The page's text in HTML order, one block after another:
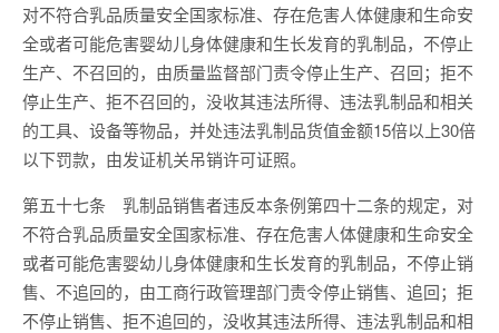
对不符合乳品质量安全国家标准、存在危害人体健康和生命安
全或者可能危害婴幼儿身体健康和生长发育的乳制品，不停止
生产、不召回的，由质量监督部门责令停止生产、召回；拒不
停止生产、拒不召回的，没收其违法所得、违法乳制品和相关
的工具、设备等物品，并处违法乳制品货值金额15倍以上30倍
以下罚款，由发证机关吊销许可证照。
第五十七条 乳制品销售者违反本条例第四十二条的规定，对
不符合乳品质量安全国家标准、存在危害人体健康和生命安全
或者可能危害婴幼儿身体健康和生长发育的乳制品，不停止销
售、不追回的，由工商行政管理部门责令停止销售、追回；拒
不停止销售、拒不追回的，没收其违法所得、违法乳制品和相